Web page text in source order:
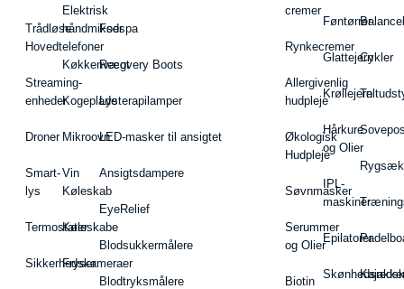
Trådløse
Hovedtelefoner
Streaming-
enheder
Droner
Smart-
lys
Termostater
Sikkerhedskameraer
Elektrisk
håndmikser
Køkkenvægt
Kogeplade
Mikroovn
Vin
Køleskab
Køleskabe
Fryser
Fodspa
Recovery Boots
Lysterapilamper
LED-masker til ansigtet
Ansigtsdampere
EyeRelief
Blodsukkermålere
Blodtryksmålere
cremer
Rynkecremer
Allergivenlig
hudpleje
Økologisk
Hudpleje
Søvnmasker
Serummer
og Olier
Biotin
Føntørrer
Glattejern
Krøllejern
Hårkure
og Olier
IPL-
maskiner
Epilatorer
Cykler